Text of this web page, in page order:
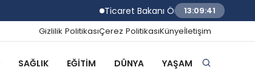
Ticaret Bakanı Ömer Bolat Temmuz ayı
13:09:42
Gizlilik PolitikasıÇerez PolitikasıKünyeİletişim
SAĞLIK EĞITIM DÜNYA YAŞAM